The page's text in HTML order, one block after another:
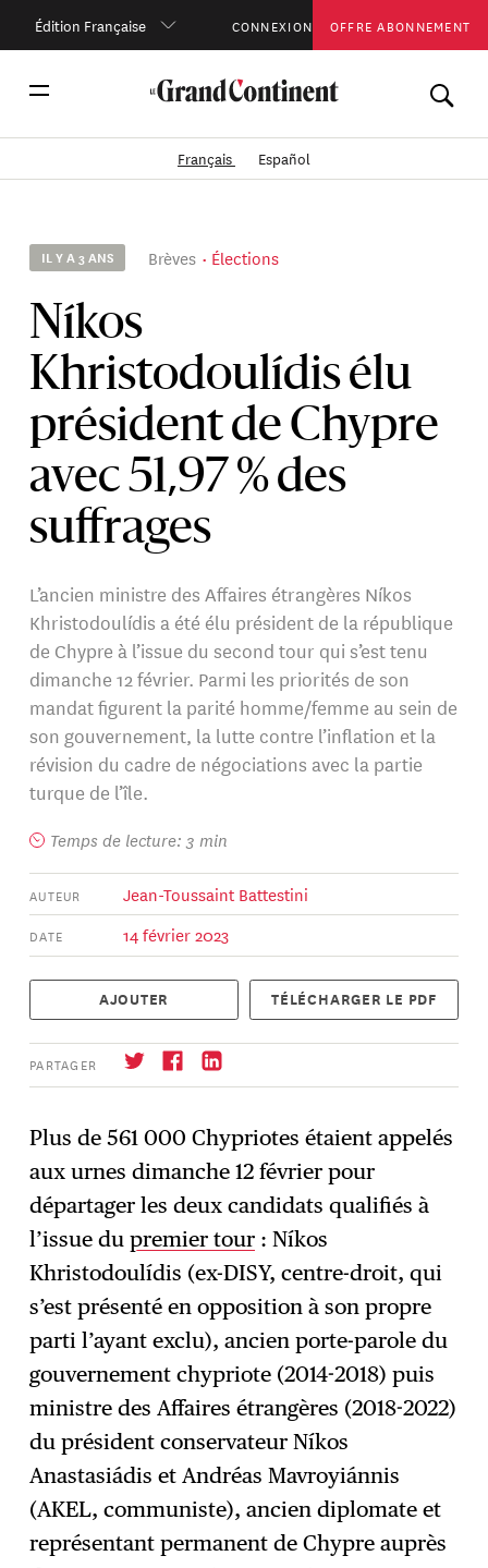
Édition Française CONNEXION OFFRE ABONNEMENT
Français Español
IL Y A 3 ANS Brèves Élections
Níkos
Khristodoulídis élu
président de Chypre
avec 51,97 % des
suffrages
L’ancien ministre des Affaires étrangères Níkos
Khristodoulídis a été élu président de la république
de Chypre à l’issue du second tour qui s’est tenu
dimanche 12 février. Parmi les priorités de son
mandat figurent la parité homme/femme au sein de
son gouvernement, la lutte contre l’inflation et la
révision du cadre de négociations avec la partie
turque de l’île.
Temps de lecture: 3 min
AUTEUR Jean-Toussaint Battestini
DATE 14 février 2023
AJOUTER TÉLÉCHARGER LE PDF
PARTAGER
→ S'abonner
Plus de 561 000 Chypriotes étaient appelés
aux urnes dimanche 12 février pour
départager les deux candidats qualifiés à
l’issue dupremier tour : Níkos
Khristodoulídis (ex-DISY, centre-droit, qui
s’est présenté en opposition à son propre
parti l’ayant exclu), ancien porte-parole du
gouvernement chypriote (2014-2018) puis
ministre des Affaires étrangères (2018-2022)
du président conservateur Níkos
Anastasiádis et Andréas Mavroyiánnis
(AKEL, communiste), ancien diplomate et
représentant permanent de Chypre auprès